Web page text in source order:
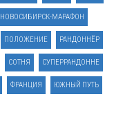
НОВОСИБИРСК-МАРАФОН
ПОЛОЖЕНИЕ РАНДОННЁР
СОТНЯ СУПЕРРАНДОННЕ
ФРАНЦИЯ ЮЖНЫЙ ПУТЬ